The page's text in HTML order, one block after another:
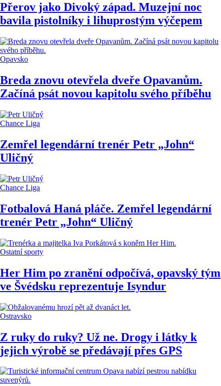
Přerov jako Divoký západ. Muzejní noc
bavila pistolníky i lihuprostým výčepem
Opavsko
Breda znovu otevřela dveře Opavanům.
Začíná psát novou kapitolu svého příběhu
Chance Liga
Zemřel legendární trenér Petr „John“
Uličný
Chance Liga
Fotbalová Haná pláče. Zemřel legendární
trenér Petr „John“ Uličný
Ostatní sporty
Her Him po zranění odpočívá, opavský tým
ve Švédsku reprezentuje Isyndur
Ostravsko
Z ruky do ruky? Už ne. Drogy i látky k
jejich výrobě se předávají přes GPS